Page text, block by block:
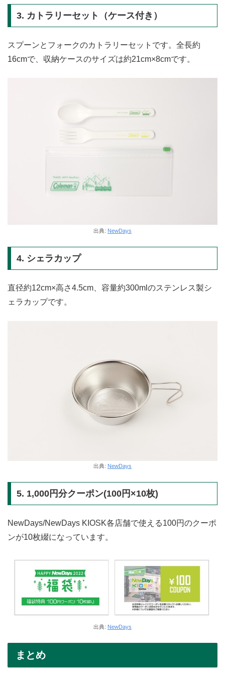
3. カトラリーセット（ケース付き）
スプーンとフォークのカトラリーセットです。全長約
16cmで、収納ケースのサイズは約21cm×8cmです。
出典: NewDays
4. シェラカップ
直径約12cm×高さ4.5cm、容量約300mlのステンレス製シ
ェラカップです。
出典: NewDays
5. 1,000円分クーポン(100円×10枚)
NewDays/NewDays KIOSK各店舗で使える100円のクーポ
ンが10枚綴になっています。
出典: NewDays
まとめ